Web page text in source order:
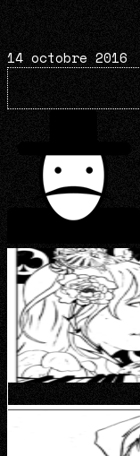
14 octobre 2016